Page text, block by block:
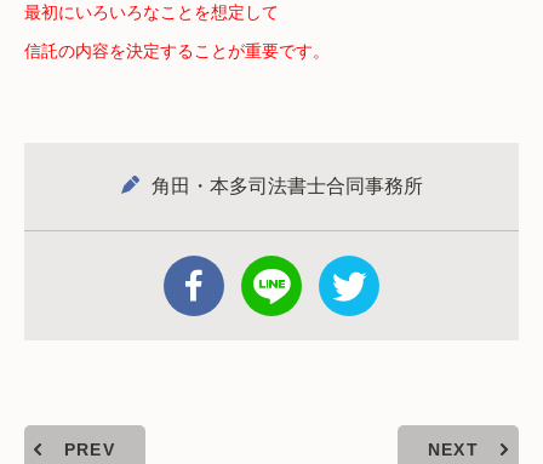
最初にいろいろなことを想定して
信託の内容を決定することが重要です。
角田・本多司法書士合同事務所
PREV NEXT